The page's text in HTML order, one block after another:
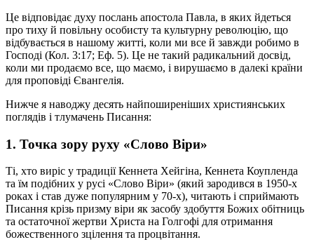
Це відповідає духу послань апостола Павла, в яких йдеться
про тиху й повільну особисту та культурну революцію, що
відбувається в нашому житті, коли ми все й завжди робимо в
Господі (Кол. 3:17; Еф. 5). Це не такий радикальний досвід,
коли ми продаємо все, що маємо, і вирушаємо в далекі країни
для проповіді Євангелія.
Нижче я наводжу десять найпоширеніших християнських
поглядів і тлумачень Писання:
1. Точка зору руху «Слово Віри»
Ті, хто виріс у традиції Кеннета Хейгіна, Кеннета Коупленда
та їм подібних у русі «Слово Віри» (який зародився в 1950-х
роках і став дуже популярним у 70-х), читають і сприймають
Писання крізь призму віри як засобу здобуття Божих обітниць
та остаточної жертви Христа на Голгофі для отримання
божественного зцілення та процвітання.